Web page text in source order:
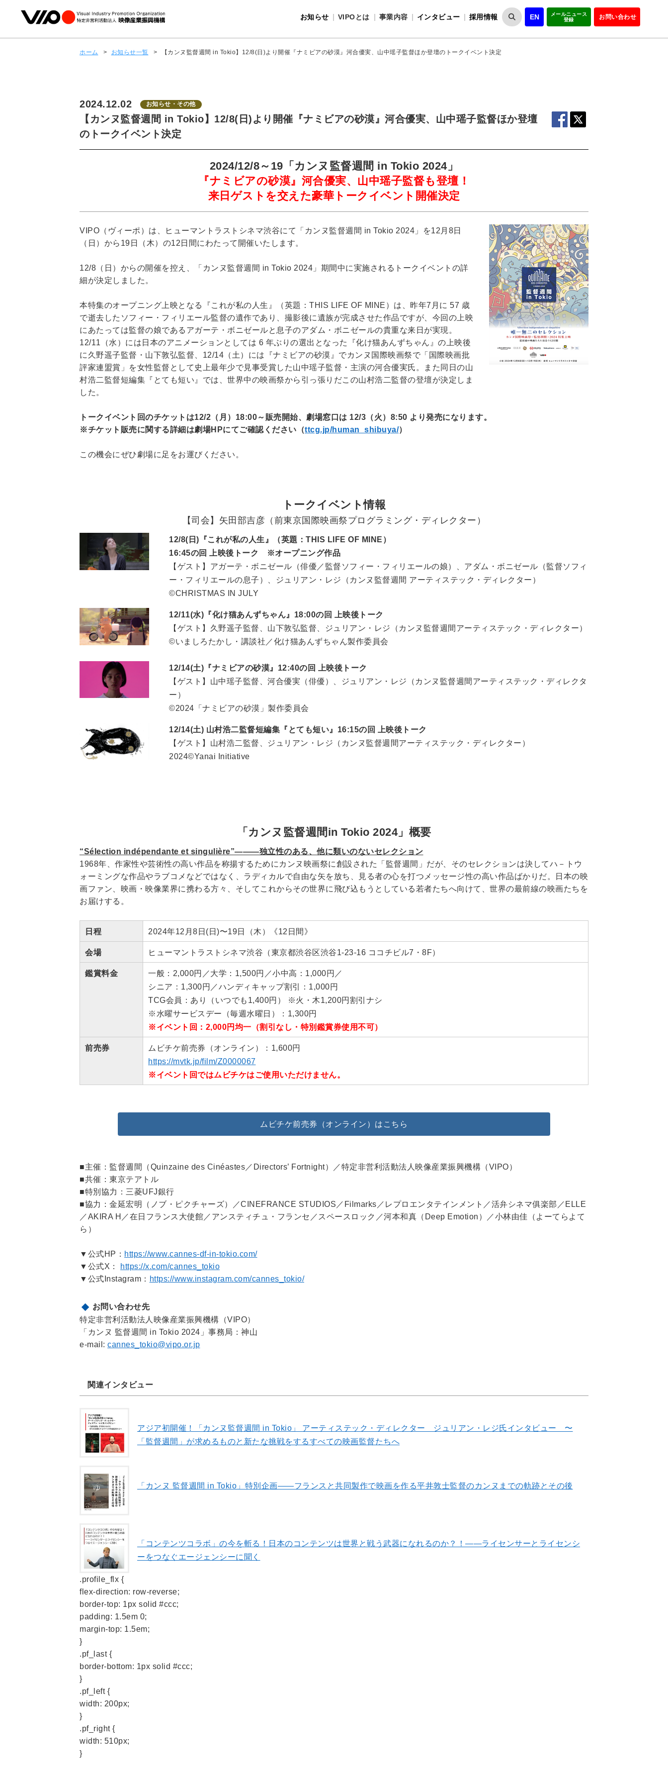
お知らせ VIPOとは
VIPOとは
事業内容
インタビュー 採用情報 EN
メールニュース
登録
お問い合わせ
ホーム > お知らせ一覧 > 【カンヌ監督週間 in Tokio】12/8(日)より開催『ナミビアの砂漠』河合優実、山中瑶子監督ほか登壇のトークイベント決定
2024.12.02 お知らせ・その他
【カンヌ監督週間 in Tokio】12/8(日)より開催『ナミビアの砂漠』河合優実、山中瑶子監督ほか登壇
のトークイベント決定
2024/12/8～19「カンヌ監督週間 in Tokio 2024」
『ナミビアの砂漠』河合優実、山中瑶子監督も登壇！
来日ゲストを交えた豪華トークイベント開催決定
VIPO（ヴィーポ）は、ヒューマントラストシネマ渋谷にて「カンヌ監督週間 in Tokio 2024」を12月8日
（日）から19日（木）の12日間にわたって開催いたします。
12/8（⽇）からの開催を控え、「カンヌ監督週間 in Tokio 2024」期間中に実施されるトークイベントの詳
細が決定しました。
本特集のオープニング上映となる『これが私の⼈⽣』（英題：THIS LIFE OF MINE）は、昨年7⽉に 57 歳
で逝去したソフィー・フィリエール監督の遺作であり、撮影後に遺族が完成させた作品ですが、今回の上映
にあたっては監督の娘であるアガーテ・ボニゼールと息⼦のアダム・ボニゼールの貴重な来⽇が実現。
12/11（⽔）には⽇本のアニメーションとしては 6 年ぶりの選出となった『化け猫あんずちゃん』の上映後
に久野遥⼦監督・⼭下敦弘監督、12/14（⼟）には『ナミビアの砂漠』でカンヌ国際映画祭で「国際映画批
評家連盟賞」を⼥性監督として史上最年少で⾒事受賞した⼭中瑶⼦監督・主演の河合優実⽒。また同⽇の⼭
村浩⼆監督短編集『とても短い』では、世界中の映画祭から引っ張りだこの⼭村浩⼆監督の登壇が決定しま
した。
トークイベント回のチケットは12/2（月）18:00～販売開始、劇場窓⼝は 12/3（⽕）8:50 より発売になります。
※チケット販売に関する詳細は劇場HPにてご確認ください（ttcg.jp/human_shibuya/）
この機会にぜひ劇場に足をお運びください。
トークイベント情報
【司会】矢田部吉彦（前東京国際映画祭プログラミング・ディレクター）
12/8(日)『これが私の人生』（英題：THIS LIFE OF MINE）
16:45の回 上映後トーク ※オープニング作品
【ゲスト】アガーテ・ボニゼール（俳優／監督ソフィー・フィリエールの娘）、アダム・ボニゼール（監督ソフィ
ー・フィリエールの息子）、ジュリアン・レジ（カンヌ監督週間 アーティステック・ディレクター）
©CHRISTMAS IN JULY
12/11(水)『化け猫あんずちゃん』18:00の回 上映後トーク
【ゲスト】久野遥子監督、山下敦弘監督、ジュリアン・レジ（カンヌ監督週間アーティステック・ディレクター）
©いましろたかし・講談社／化け猫あんずちゃん製作委員会
12/14(土)『ナミビアの砂漠』12:40の回 上映後トーク
【ゲスト】山中瑶子監督、河合優実（俳優）、ジュリアン・レジ（カンヌ監督週間アーティステック・ディレクタ
ー）
©2024「ナミビアの砂漠」製作委員会
12/14(土) 山村浩二監督短編集『とても短い』16:15の回 上映後トーク
【ゲスト】山村浩二監督、ジュリアン・レジ（カンヌ監督週間アーティステック・ディレクター）
2024©Yanai Initiative
「カンヌ監督週間in Tokio 2024」概要
“Sélection indépendante et singulière”―――独立性のある、他に類いのないセレクション
1968年、作家性や芸術性の高い作品を称揚するためにカンヌ映画祭に創設された「監督週間」だが、そのセレクションは決してハ－トウ
ォーミングな作品やラブコメなどではなく、ラディカルで自由な矢を放ち、見る者の心を打つメッセージ性の高い作品ばかりだ。日本の映
画ファン、映画・映像業界に携わる方々、そしてこれからその世界に飛び込もうとしている若者たちへ向けて、世界の最前線の映画たちを
お届けする。
日程 2024年12月8日(日)〜19日（木）《12日間》
会場 ヒューマントラストシネマ渋谷（東京都渋谷区渋谷1-23-16 ココチビル7・8F）
鑑賞料金
一般：2,000円／大学：1,500円／小中高：1,000円／
シニア：1,300円／ハンディキャップ割引：1,000円
TCG会員：あり（いつでも1,400円） ※火・木1,200円割引ナシ
※水曜サービスデー（毎週水曜日）：1,300円
※イベント回：2,000円均一（割引なし・特別鑑賞券使用不可）
前売券
ムビチケ前売券（オンライン）：1,600円
https://mvtk.jp/film/Z0000067
※イベント回ではムビチケはご使用いただけません。
ムビチケ前売券（オンライン）はこちら
■主催：監督週間（Quinzaine des Cinéastes／Directors’ Fortnight）／特定非営利活動法人映像産業振興機構（VIPO）
■共催：東京テアトル
■特別協力：三菱UFJ銀行
■協力：金延宏明（ノブ・ピクチャーズ）／CINEFRANCE STUDIOS／Filmarks／レプロエンタテインメント／活弁シネマ俱楽部／ELLE
／AKIRA H／在日フランス大使館／アンスティチュ・フランセ／スペースロック／河本和真（Deep Emotion）／小林由佳（よーてらよて
ら）
▼公式HP： https://www.cannes-df-in-tokio.com/
▼公式X：
https://x.com/cannes_tokio
▼公式Instagram： https://www.instagram.com/cannes_tokio/
お問い合わせ先
特定非営利活動法人映像産業振興機構（VIPO）
「カンヌ 監督週間 in Tokio 2024」事務局：神山
e-mail: cannes_tokio@vipo.or.jp
関連インタビュー
アジア初開催！「カンヌ監督週間 in Tokio」 アーティステック・ディレクター ジュリアン・レジ氏インタビュー 〜
「監督週間」が求めるものと新たな挑戦をするすべての映画監督たちへ
「カンヌ 監督週間 in Tokio」特別企画――フランスと共同製作で映画を作る平井敦士監督のカンヌまでの軌跡とその後
「コンテンツコラボ」の今を斬る！日本のコンテンツは世界と戦う武器になれるのか？！――ライセンサーとライセンシ
ーをつなぐエージェンシーに聞く
.profile_flx {
flex-direction: row-reverse;
border-top: 1px solid #ccc;
padding: 1.5em 0;
margin-top: 1.5em;
}
.pf_last {
border-bottom: 1px solid #ccc;
}
.pf_left {
width: 200px;
}
.pf_right {
width: 510px;
}